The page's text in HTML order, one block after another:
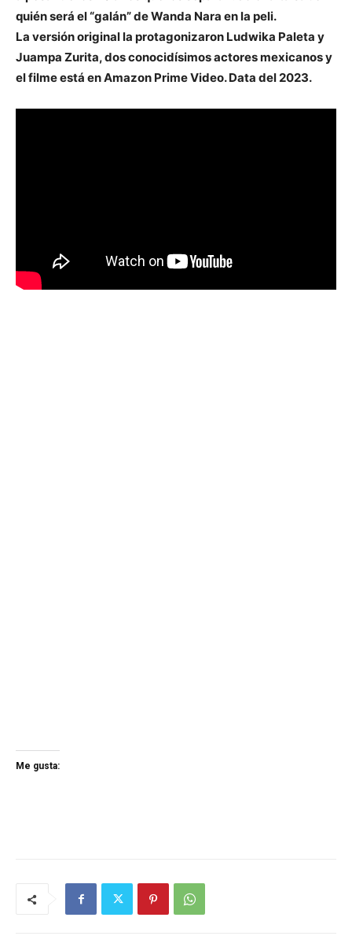
quién será el “galán” de Wanda Nara en la peli.
La versión original la protagonizaron Ludwika Paleta y
Juampa Zurita, dos conocidísimos actores mexicanos y
el filme está en Amazon Prime Video. Data del 2023.
Me gusta: